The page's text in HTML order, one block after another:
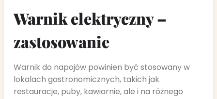
Warnik elektryczny –
zastosowanie
Warnik do napojów powinien być stosowany w
lokalach gastronomicznych, takich jak
restauracje, puby, kawiarnie, ale i na różnego